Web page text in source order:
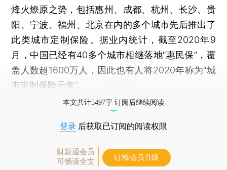
烽火燎原之势，包括惠州、成都、杭州、长沙、贵
阳、宁波、福州、北京在内的多个城市先后推出了
此类城市定制保险。据业内统计，截至2020年9
月，中国已经有40多个城市相继落地“惠民保”，覆
盖人数超1600万人，因此也有人将2020年称为“城
市定制保险元年”。
本文共计5497字 订阅后继续阅读
登录 后获取已订阅的阅读权限
财新通会员
可畅读全文
订阅/会员升级